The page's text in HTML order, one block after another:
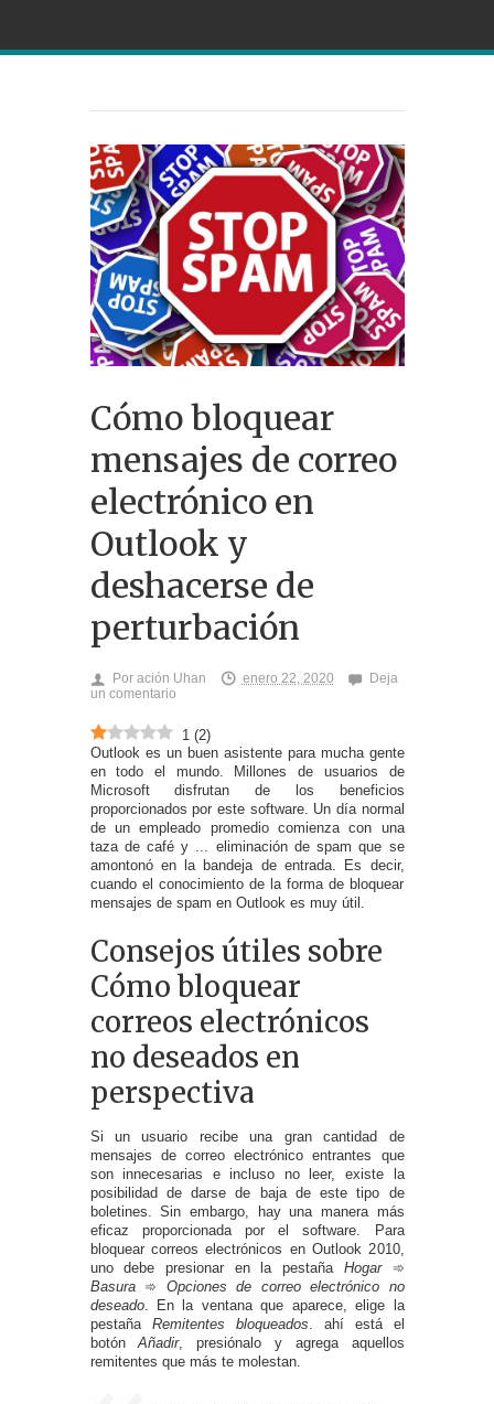
Cómo bloquear
mensajes de correo
electrónico en
Outlook y
deshacerse de
perturbación
Por ación Uhan enero 22, 2020
Deja
un comentario
1 (2)
Outlook es un buen asistente para mucha gente
en todo el mundo. Millones de usuarios de
Microsoft disfrutan de los beneficios
proporcionados por este software. Un día normal
de un empleado promedio comienza con una
taza de café y ... eliminación de spam que se
amontonó en la bandeja de entrada. Es decir,
cuando el conocimiento de la forma de bloquear
mensajes de spam en Outlook es muy útil.
Consejos útiles sobre
Cómo bloquear
correos electrónicos
no deseados en
perspectiva
Si un usuario recibe una gran cantidad de
mensajes de correo electrónico entrantes que
son innecesarias e incluso no leer, existe la
posibilidad de darse de baja de este tipo de
boletines. Sin embargo, hay una manera más
eficaz proporcionada por el software. Para
bloquear correos electrónicos en Outlook 2010,
uno debe presionar en la pestaña Hogar ➾
Basura ➾ Opciones de correo electrónico no
deseado. En la ventana que aparece, elige la
pestaña Remitentes bloqueados. ahí está el
botónAñadir, presiónalo y agrega aquellos
remitentes que más te molestan.